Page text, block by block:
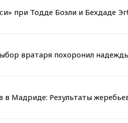
при Тодде Боэли и Бехдаде
вратаря похоронил
Мадриде: Результаты